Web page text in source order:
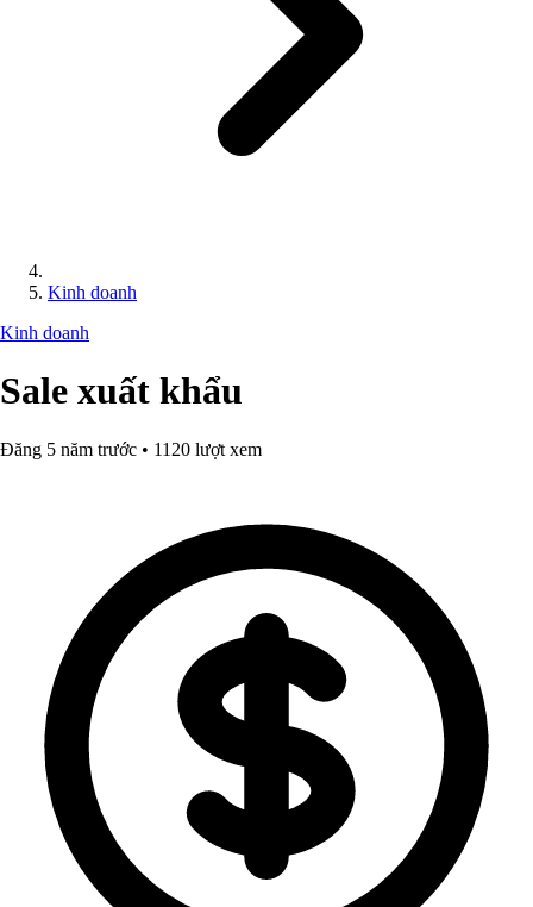
Kinh doanh
Kinh doanh
Sale xuất khẩu
Đăng 5 năm trước • 1120 lượt xem